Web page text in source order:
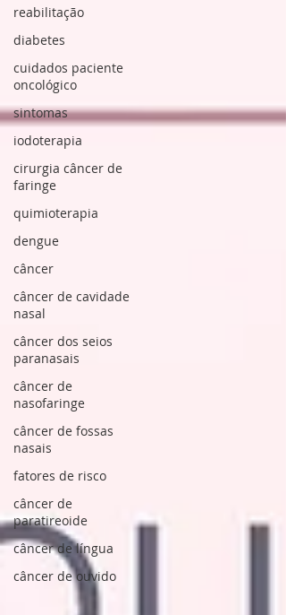
reabilitação
diabetes
cuidados paciente
oncológico
sintomas
iodoterapia
cirurgia câncer de
faringe
quimioterapia
dengue
câncer
câncer de cavidade
nasal
câncer dos seios
paranasais
câncer de
nasofaringe
câncer de fossas
nasais
fatores de risco
câncer de
paratireoide
câncer de língua
câncer de ouvido